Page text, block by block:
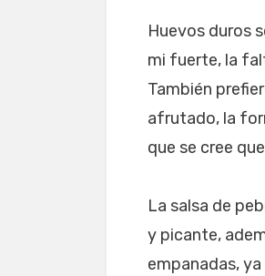
Huevos duros
mi fuerte, la
También
afrutado, la
que se cree
La salsa de
y picante,
empanadas,